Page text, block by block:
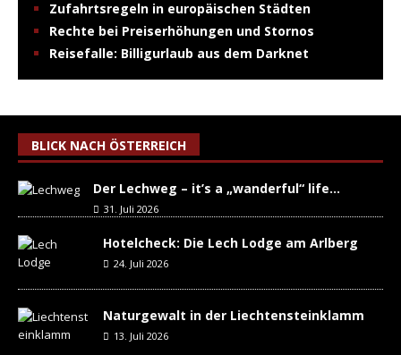
Zufahrtsregeln in europäischen Städten
Rechte bei Preiserhöhungen und Stornos
Reisefalle: Billigurlaub aus dem Darknet
BLICK NACH ÖSTERREICH
Der Lechweg – it’s a „wanderful“ life…
31. Juli 2026
Hotelcheck: Die Lech Lodge am Arlberg
24. Juli 2026
Naturgewalt in der Liechtensteinklamm
13. Juli 2026